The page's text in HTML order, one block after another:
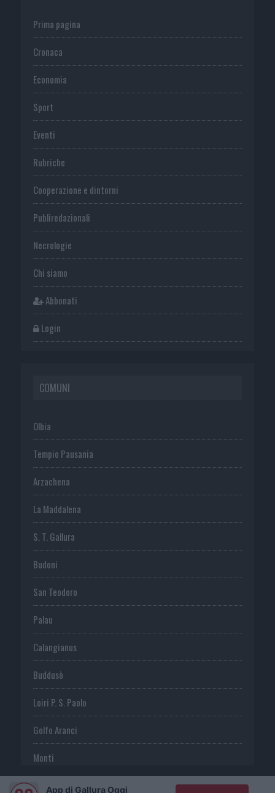
Prima pagina
Cronaca
Economia
Sport
Eventi
Rubriche
Cooperazione e dintorni
Publiredazionali
Necrologie
Chi siamo
Abbonati
Login
COMUNI
Olbia
Tempio Pausania
Arzachena
La Maddalena
S. T. Gallura
Budoni
San Teodoro
Palau
Calangianus
Buddusò
Loiri P. S. Paolo
Golfo Aranci
Monti
TeltiApp di Gallura Oggi